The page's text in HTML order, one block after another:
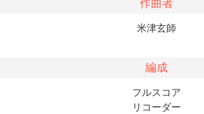
作曲者
米津玄師
編成
フルスコア
リコーダー